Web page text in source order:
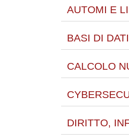
AUTOMI E
BASI DI
CALCOLO
DIRITTO,